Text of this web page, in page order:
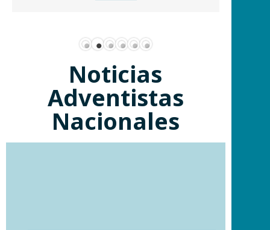
Noticias
Adventistas
Nacionales